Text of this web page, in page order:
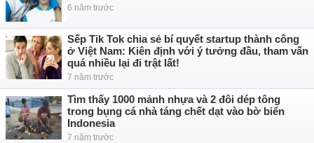
6 năm trước
Sếp Tik Tok chia sẻ bí quyết startup thành công
ở Việt Nam: Kiên định với ý tưởng đầu, tham vấn
quá nhiều lại đi trật lất!
7 năm trước
Tìm thấy 1000 mảnh nhựa và 2 đôi dép tông
trong bụng cá nhà táng chết dạt vào bờ biển
Indonesia
7 năm trước